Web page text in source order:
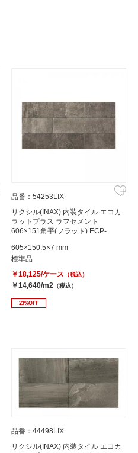
品番：54253LIX
リクシル(INAX) 内装タイル エコカ
ラットプラス ラフセメント
606×151角平(フラット) ECP-
605×150.5×7 mm
標準品
￥18,125/ケース （税込）
￥14,640/m2 （税込）
23%OFF
品番：44498LIX
リクシル(INAX) 内装タイル エコカ